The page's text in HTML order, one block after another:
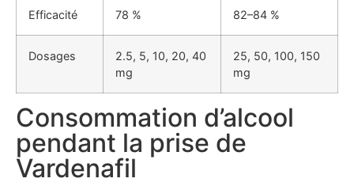
Efficacité 78 % 82–84 %
Dosages
2.5, 5, 10, 20, 40
mg
25, 50, 100, 150
mg
Consommation d’alcool
pendant la prise de
Vardenafil